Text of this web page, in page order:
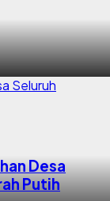
Desa
Putih